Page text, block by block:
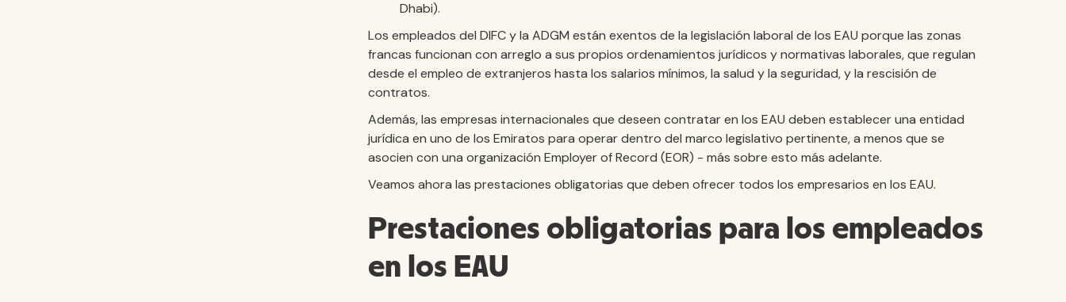
Dhabi).
Los empleados del DIFC y la ADGM están exentos de la legislación laboral de los EAU porque las zonas
francas funcionan con arreglo a sus propios ordenamientos jurídicos y normativas laborales, que regulan
desde el empleo de extranjeros hasta los salarios mínimos, la salud y la seguridad, y la rescisión de
contratos.
Además, las empresas internacionales que deseen contratar en los EAU deben establecer una entidad
jurídica en uno de los Emiratos para operar dentro del marco legislativo pertinente, a menos que se
asocien con una organización Employer of Record (EOR) - más sobre esto más adelante.
Veamos ahora las prestaciones obligatorias que deben ofrecer todos los empresarios en los EAU.
Prestaciones obligatorias para los empleados
en los EAU